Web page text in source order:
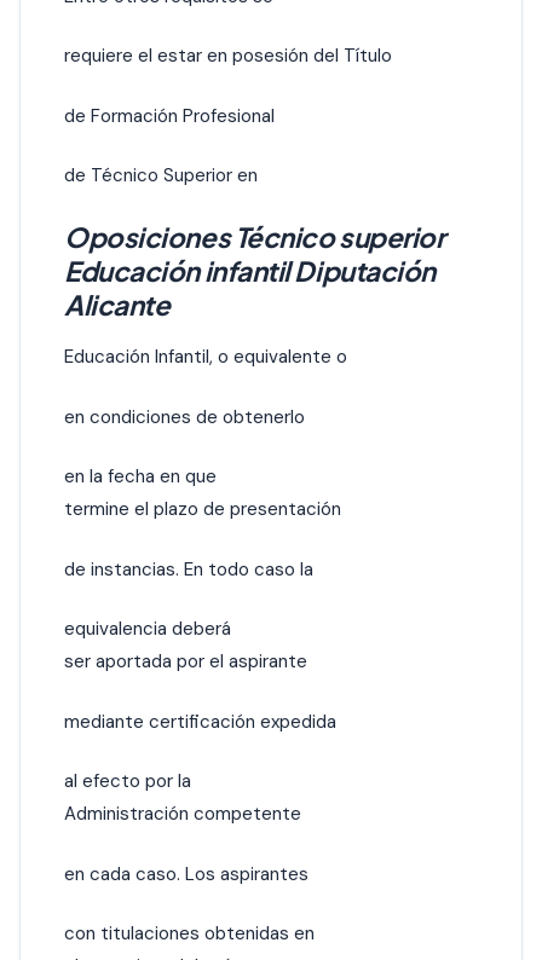
requiere el estar en posesión del Título
de Formación Profesional
de Técnico Superior en
Oposiciones Técnico superior
Educación infantil Diputación
Alicante
Educación Infantil, o equivalente o
en condiciones de obtenerlo
en la fecha en que
termine el plazo de presentación
de instancias. En todo caso la
equivalencia deberá
ser aportada por el aspirante
mediante certificación expedida
al efecto por la
Administración competente
en cada caso. Los aspirantes
con titulaciones obtenidas en